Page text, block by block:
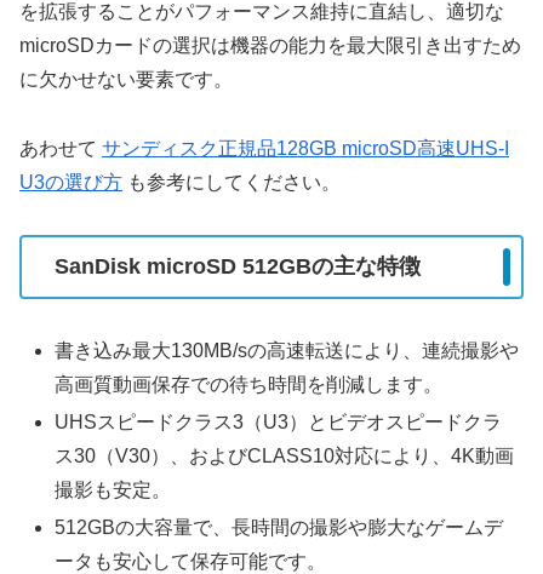
を拡張することがパフォーマンス維持に直結し、適切な
microSDカードの選択は機器の能力を最大限引き出すため
に欠かせない要素です。
あわせて サンディスク正規品128GB microSD高速UHS-I
U3の選び方 も参考にしてください。
SanDisk microSD 512GBの主な特徴
書き込み最大130MB/sの高速転送により、連続撮影や
高画質動画保存での待ち時間を削減します。
UHSスピードクラス3（U3）とビデオスピードクラ
ス30（V30）、およびCLASS10対応により、4K動画
撮影も安定。
512GBの大容量で、長時間の撮影や膨大なゲームデ
ータも安心して保存可能です。